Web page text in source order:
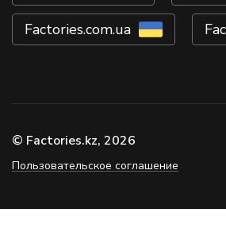
Factories.com.ua
© Factories.kz, 2026
Пользовательское соглашение